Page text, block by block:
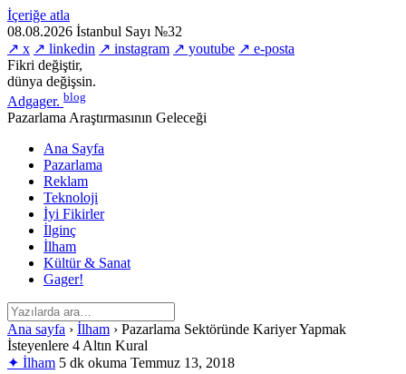
İçeriğe atla
08.08.2026 İstanbul Sayı №32
↗ x ↗ linkedin ↗ instagram ↗ youtube ↗ e-posta
Fikri değiştir,
dünya değişsin.
Adgager. blog
Pazarlama Araştırmasının Geleceği
Ana Sayfa
Pazarlama
Reklam
Teknoloji
İyi Fikirler
İlginç
İlham
Kültür & Sanat
Gager!
Ana sayfa › İlham › Pazarlama Sektöründe Kariyer Yapmak
İsteyenlere 4 Altın Kural
✦ İlham 5 dk okuma Temmuz 13, 2018